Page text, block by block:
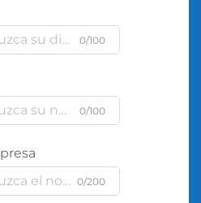
0/100
0/100
0/200